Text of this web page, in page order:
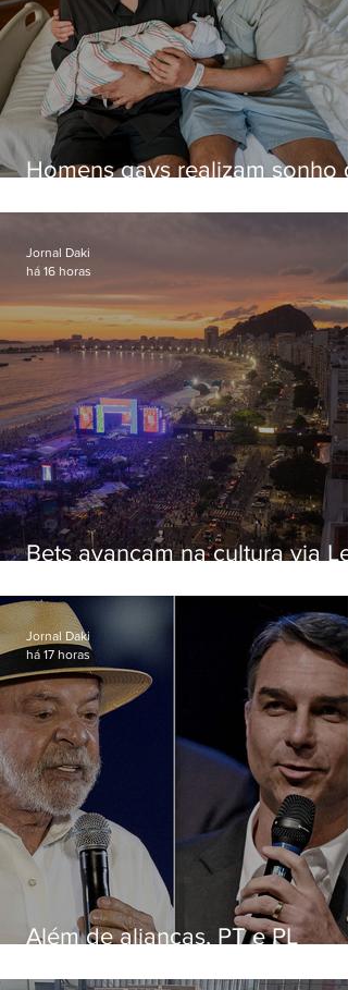
Homens gays realizam sonho
paternidade
Bets avançam na cultura via Lei
artistas
Jornal Daki
há 16 horas
Além de alianças, PT e PL
Jornal Daki
há 17 horas